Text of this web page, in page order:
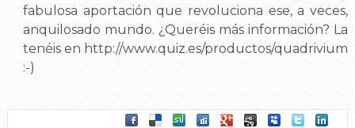
fabulosa aportación que revoluciona ese, a veces,
anquilosado mundo. ¿Queréis más información? La
tenéis en http://www.quiz.es/productos/quadrivium
:-)